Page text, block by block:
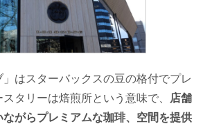
はスターバックスの豆の格付でプレ
タリーは焙煎所という意味で、
店舗
がらプレミアムな珈琲、空間を提供